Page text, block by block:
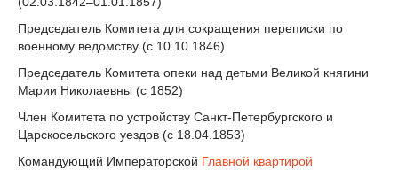
Председатель Комитета для сокращения переписки по
военному ведомству (с 10.10.1846)
Председатель Комитета опеки над детьми Великой княгини
Марии Николаевны (с 1852)
Член Комитета по устройству Санкт-Петербургского и
Царскосельского уездов (с 18.04.1853)
Командующий Императорской Главной квартирой